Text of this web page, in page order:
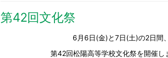
第42回文化祭
6月6日(金)と7日(土)の2日間、
第42回松陽高等学校文化祭を開催し